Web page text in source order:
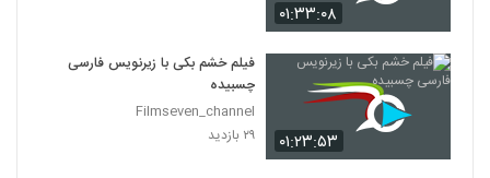
126
فیلم هندی ( نترس 3) 2019
۲۰ بازدید
فیلم هندی (آسوران)
۱۵ بازدید
۰۱:۳۳:۰۸
۰۱:۲۳:۵۳
فیلم خشم بکی با زیرنویس فارسی
چسبیده
Filmseven_channel
۲۹ بازدید